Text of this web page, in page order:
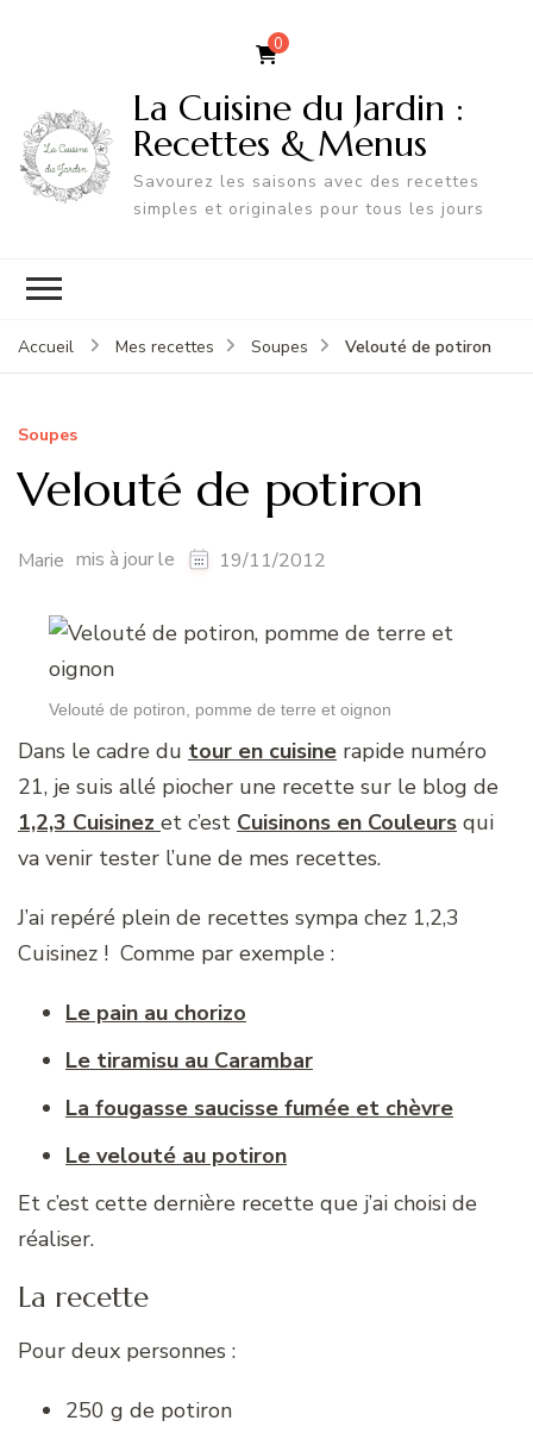
0
La Cuisine du Jardin :
Recettes & Menus
Savourez les saisons avec des recettes
simples et originales pour tous les jours
Accueil Mes recettes Soupes Velouté de potiron
Soupes
Velouté de potiron
Marie mis à jour le 19/11/2012
Velouté de potiron, pomme de terre et oignon
Dans le cadre du tour en cuisine rapide numéro
21, je suis allé piocher une recette sur le blog de
1,2,3 Cuisinez et c’est Cuisinons en Couleurs qui
va venir tester l’une de mes recettes.
J’ai repéré plein de recettes sympa chez 1,2,3
Cuisinez ! Comme par exemple :
Le pain au chorizo
Le tiramisu au Carambar
La fougasse saucisse fumée et chèvre
Le velouté au potiron
Et c’est cette dernière recette que j’ai choisi de
réaliser.
La recette
Pour deux personnes :
250 g de potiron